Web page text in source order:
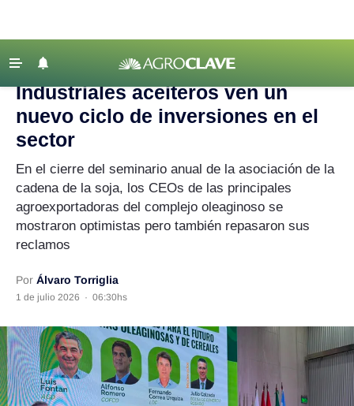
Ganadería
Lechería
Tecnología
Maquinaria agrícola
Agenda
Clima
Mercados
‹ VOLVER
Agroclave Agronegocios | aceiteros
Industriales aceiteros ven un
nuevo ciclo de inversiones en el
sector
En el cierre del seminario anual de la asociación de la
cadena de la soja, los CEOs de las principales
agroexportadoras del complejo oleaginoso se
mostraron optimistas pero también repasaron sus
reclamos
Por Álvaro Torriglia
1 de julio 2026 · 06:30hs